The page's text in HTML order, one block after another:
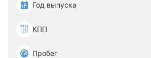
Год выпуска
КПП
Пробег